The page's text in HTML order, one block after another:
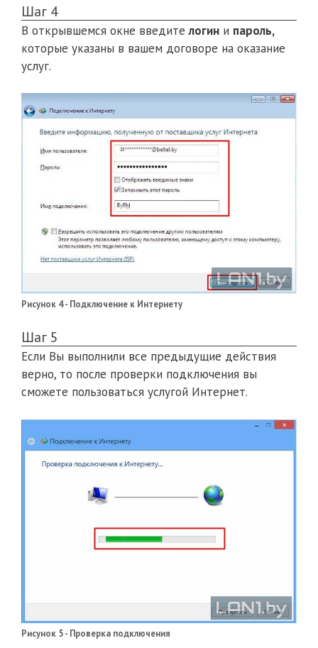
Шаг 4
В открывшемся окне введителогин и пароль,
которые указаны в вашем договоре на оказание
услуг.
Рисунок 4 - Подключение к Интернету
Шаг 5
Если Вы выполнили все предыдущие действия
верно, то после проверки подключения вы
сможете пользоваться услугой Интернет.
Рисунок 5 - Проверка подключения